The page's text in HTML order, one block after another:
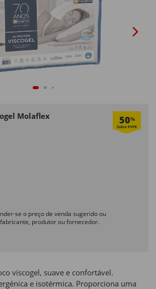
Molaflex 50%
se o preço de venda sugerido ou
produtor ou fornecedor.
viscogel, suave e confortável.
e isotérmica. Proporciona uma